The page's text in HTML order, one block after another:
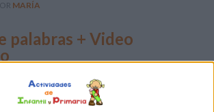
MARÍA
palabras + Video